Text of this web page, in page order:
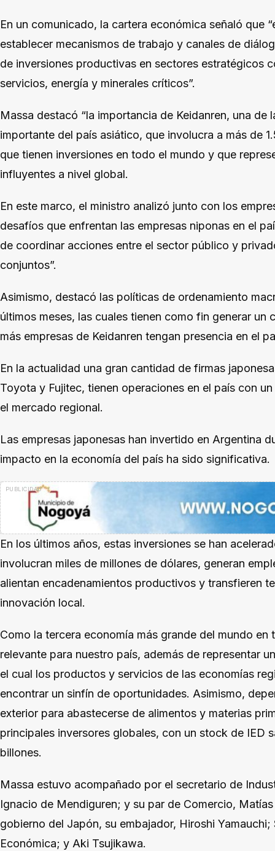
En un comunicado, la cartera económica señaló que
establecer mecanismos de trabajo y canales de
de inversiones productivas en sectores estratégicos
servicios, energía y minerales críticos”.
Massa destacó “la importancia de Keidanren, una de
importante del país asiático, que involucra a más de
que tienen inversiones en todo el mundo y que
influyentes a nivel global.
En este marco, el ministro analizó junto con los
desafíos que enfrentan las empresas niponas en el
de coordinar acciones entre el sector público y
conjuntos”.
Asimismo, destacó las políticas de ordenamiento
últimos meses, las cuales tienen como fin generar
más empresas de Keidanren tengan presencia en el
En la actualidad una gran cantidad de firmas
Toyota y Fujitec, tienen operaciones en el país con
el mercado regional.
Las empresas japonesas han invertido en Argentina
impacto en la economía del país ha sido significativa.
En los últimos años, estas inversiones se han
involucran miles de millones de dólares, generan
alientan encadenamientos productivos y transfieren
innovación local.
Como la tercera economía más grande del mundo
relevante para nuestro país, además de representar
el cual los productos y servicios de las economías
encontrar un sinfín de oportunidades. Asimismo,
exterior para abastecerse de alimentos y materias
principales inversores globales, con un stock de IED
billones.
Massa estuvo acompañado por el secretario de
Ignacio de Mendiguren; y su par de Comercio,
gobierno del Japón, su embajador, Hiroshi
Económica; y Aki Tsujikawa.